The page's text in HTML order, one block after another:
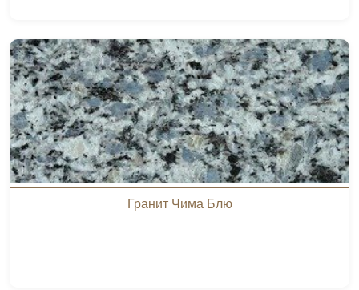
Гранит Чима Блю